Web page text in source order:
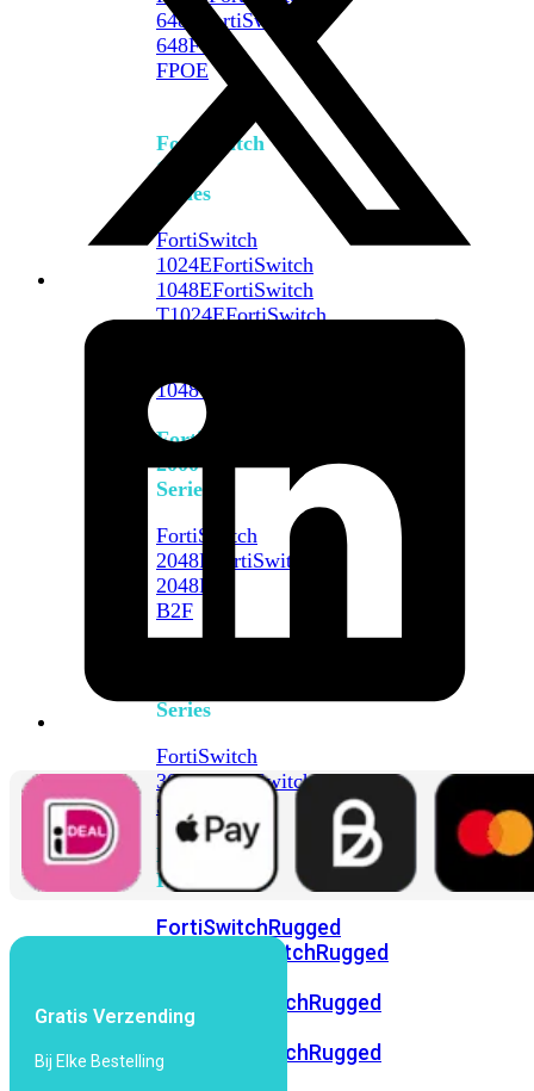
648F
FortiSwitch
648F-
FPOE
FortiSwitch
1000
Series
FortiSwitch
1024EFortiSwitch
1048EFortiSwitch
T1024EFortiSwitch
1048G
FortiSwitch
2000
Series
FortiSwitch
2048F
FortiSwitch
2048F-
B2F
Series
FortiSwitch
3032EFortiSwitch
3032G
FortiSwitch
Ruggedized
FortiSwitchRugged
FortiSwitchRugged
FortiSwitchRugged
216F-
POE
FortiSwitchRugged
424F-
Gratis Verzending
Bij Elke Bestelling